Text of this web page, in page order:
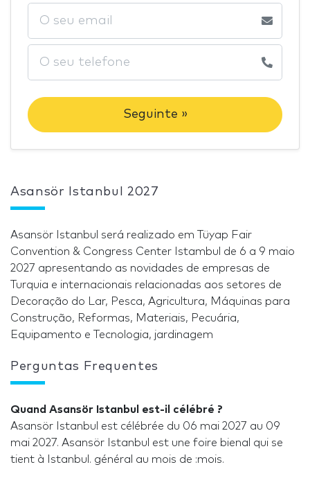
Seguinte »
Asansör Istanbul 2027
Asansör Istanbul será realizado em Tüyap Fair
Convention & Congress Center Istambul de 6 a 9 maio
2027 apresentando as novidades de empresas de
Turquia e internacionais relacionadas aos setores de
Decoração do Lar, Pesca, Agricultura, Máquinas para
Construção, Reformas, Materiais, Pecuária,
Equipamento e Tecnologia, jardinagem
Perguntas Frequentes
Quand Asansör Istanbul est-il célébré ?
Asansör Istanbul est célébrée du 06 mai 2027 au 09
mai 2027. Asansör Istanbul est une foire bienal qui se
tient à Istanbul. général au mois de :mois.